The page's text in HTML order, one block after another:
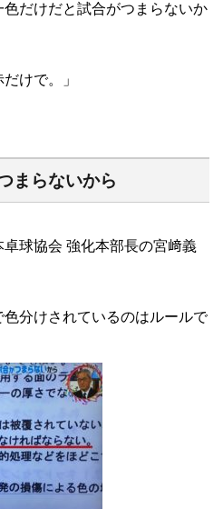
だけだと試合がつまらないか
けで。」
まらないから
球協会 強化本部長の宮﨑義
分けされているのはルールで